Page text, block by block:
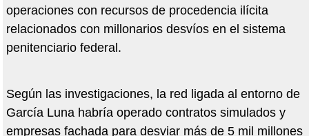
operaciones con recursos de procedencia ilícita
relacionados con millonarios desvíos en el sistema
penitenciario federal.
Según las investigaciones, la red ligada al entorno de
García Luna habría operado contratos simulados y
empresas fachada para desviar más de 5 mil millones